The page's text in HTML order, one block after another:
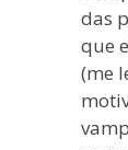
das
que
(me